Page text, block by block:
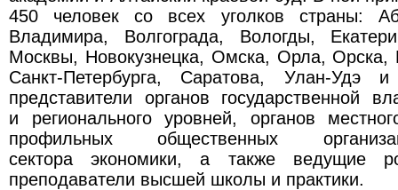
450 человек со всех уголков страны:
Владимира, Волгограда, Вологды,
Москвы, Новокузнецка, Омска, Орла, Орска,
Санкт-Петербурга, Саратова, Улан-Удэ
представители органов государственной
и регионального уровней, органов
профильных общественных
сектора экономики, а также ведущие
преподаватели высшей школы и практики.